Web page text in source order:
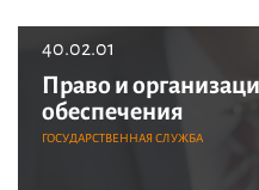
40.02.01
Право и
обеспечения
ГОСУДАРСТВЕННАЯ СЛУЖБА